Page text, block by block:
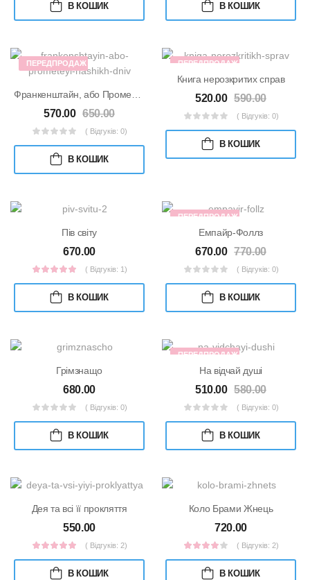
В КОШИК В КОШИК
ПЕРЕДПРОДАЖ
570.00 650.00
( Відгуків: 0)
В КОШИК
ПЕРЕДПРОДАЖ
Книга нерозкритих справ
520.00 590.00
( Відгуків: 0)
В КОШИК
Пів світу
670.00
( Відгуків: 1)
В КОШИК
ПЕРЕДПРОДАЖ
Емпайр-Фоллз
670.00 770.00
( Відгуків: 0)
В КОШИК
Грімзнащо
680.00
( Відгуків: 0)
В КОШИК
ПЕРЕДПРОДАЖ
На відчай душі
510.00 580.00
( Відгуків: 0)
В КОШИК
Дея та всі її прокляття
550.00
( Відгуків: 2)
В КОШИК
Коло Брами Жнець
720.00
( Відгуків: 2)
В КОШИК